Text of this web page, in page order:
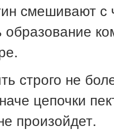
смешивают с
образование
строго не
цепочки
произойдет.